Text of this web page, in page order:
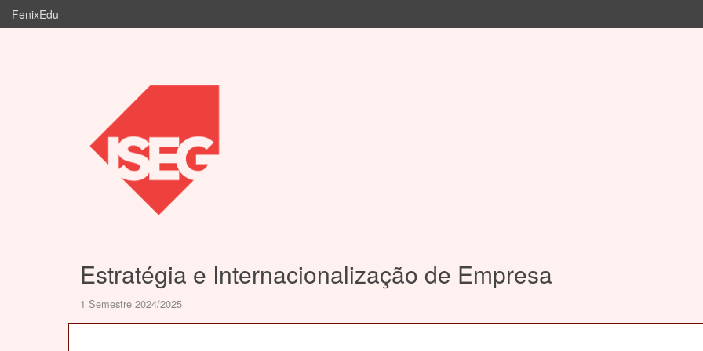
FenixEdu
Estratégia e Internacionalização de Empresa
1 Semestre 2024/2025